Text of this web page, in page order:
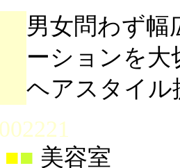
男女問わず幅
ーションを
ヘアスタイル
■ 美容室